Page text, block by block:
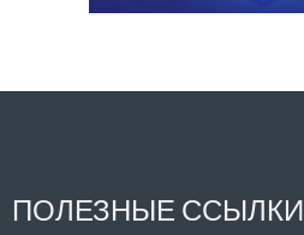
ПОЛЕЗНЫЕ ССЫЛКИ